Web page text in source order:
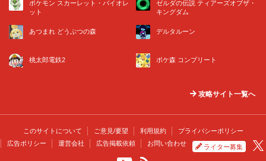
ポケモン スカーレット・バイオレ
ット
ゼルダの伝説 ティアーズオブザ・
キングダム
あつまれ どうぶつの森 デルタルーン
桃太郎電鉄2 ポケ森 コンプリート
攻略サイト一覧へ
このサイトについて ご意見/要望 利用規約
プライバシーポリシー
広告ポリシー
運営会社 広告掲載依頼 お問い合わせ ライター募集